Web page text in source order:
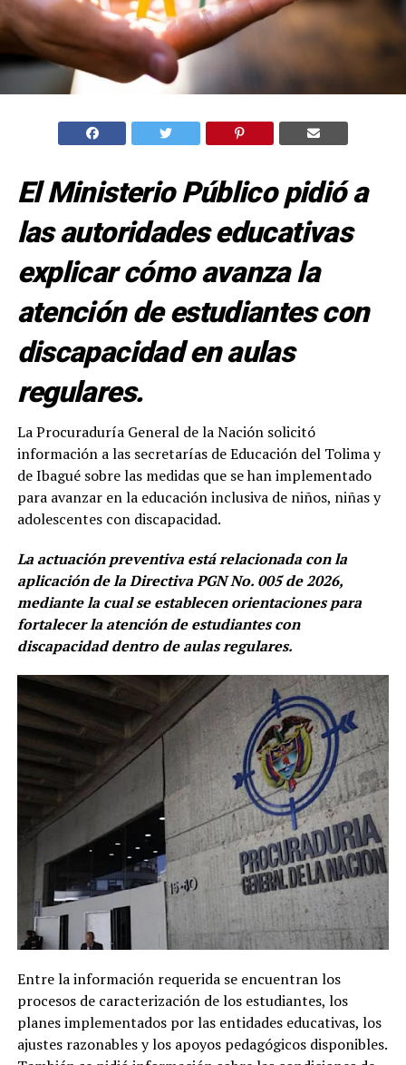
El Ministerio Público pidió a
las autoridades educativas
explicar cómo avanza la
atención de estudiantes con
discapacidad en aulas
regulares.
La Procuraduría General de la Nación solicitó
información a las secretarías de Educación del Tolima y
de Ibagué sobre las medidas que se han implementado
para avanzar en la educación inclusiva de niños, niñas y
adolescentes con discapacidad.
La actuación preventiva está relacionada con la
aplicación de la Directiva PGN No. 005 de 2026,
mediante la cual se establecen orientaciones para
fortalecer la atención de estudiantes con
discapacidad dentro de aulas regulares.
Entre la información requerida se encuentran los
procesos de caracterización de los estudiantes, los
planes implementados por las entidades educativas, los
ajustes razonables y los apoyos pedagógicos disponibles.